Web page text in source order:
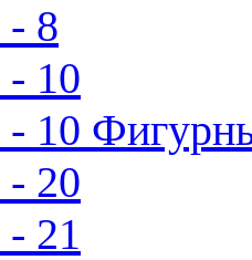
8
10
- 10
20
21